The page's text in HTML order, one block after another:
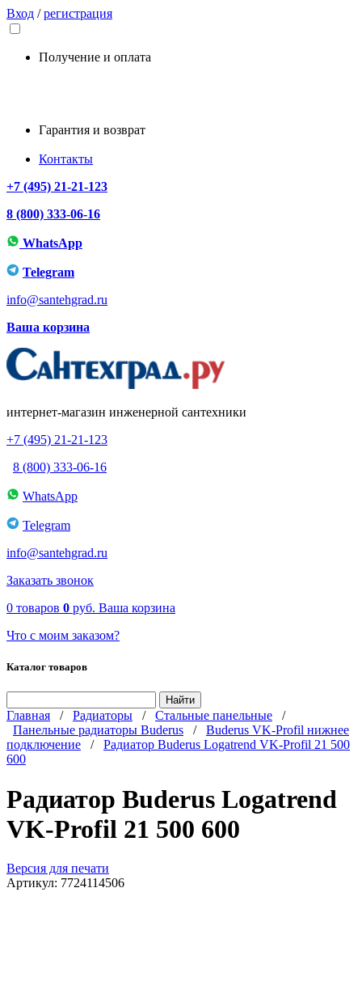
Вход /регистрация
Получение и оплата
Гарантия и возврат
Контакты
+7 (495) 21-21-123
8 (800) 333-06-16
WhatsApp
Telegram
info@santehgrad.ru
Ваша корзина
интернет-магазин инженерной сантехники
+7 (495) 21-21-123
8 (800) 333-06-16
WhatsApp
Telegram
info@santehgrad.ru
Заказать звонок
0 товаров 0 руб. Ваша корзина
Что с моим заказом?
Каталог товаров
Главная / Радиаторы / Стальные панельные /
Панельные радиаторы Buderus / Buderus VK-Profil нижнее
подключение / Радиатор Buderus Logatrend VK-Profil 21 500
600
Радиатор Buderus Logatrend
VK-Profil 21 500 600
Версия для печати
Артикул: 7724114506